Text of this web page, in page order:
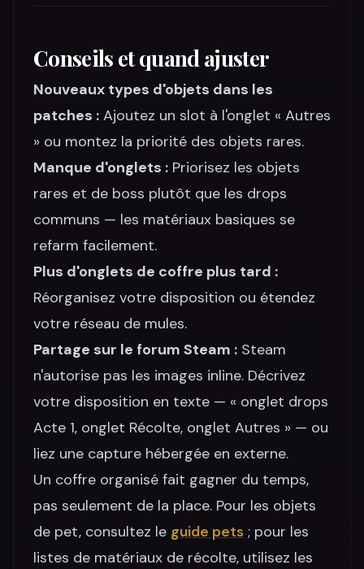
Conseils et quand ajuster
Nouveaux types d'objets dans les
patches : Ajoutez un slot à l'onglet « Autres
» ou montez la priorité des objets rares.
Manque d'onglets : Priorisez les objets
rares et de boss plutôt que les drops
communs — les matériaux basiques se
refarm facilement.
Plus d'onglets de coffre plus tard :
Réorganisez votre disposition ou étendez
votre réseau de mules.
Partage sur le forum Steam : Steam
n'autorise pas les images inline. Décrivez
votre disposition en texte — « onglet drops
Acte 1, onglet Récolte, onglet Autres » — ou
liez une capture hébergée en externe.
Un coffre organisé fait gagner du temps,
pas seulement de la place. Pour les objets
de pet, consultez le guide pets ; pour les
listes de matériaux de récolte, utilisez les